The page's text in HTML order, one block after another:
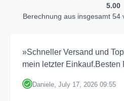
5.00
Berechnung aus insgesamt 54
»Schneller Versand und
mein letzter Einkauf.Besten
Daniele, July 17, 2026 09:55